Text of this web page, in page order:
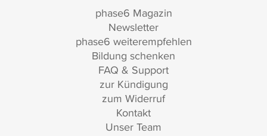
phase6 Magazin
Newsletter
phase6 weiterempfehlen
Bildung schenken
FAQ & Support
zur Kündigung
zum Widerruf
Kontakt
Unser Team